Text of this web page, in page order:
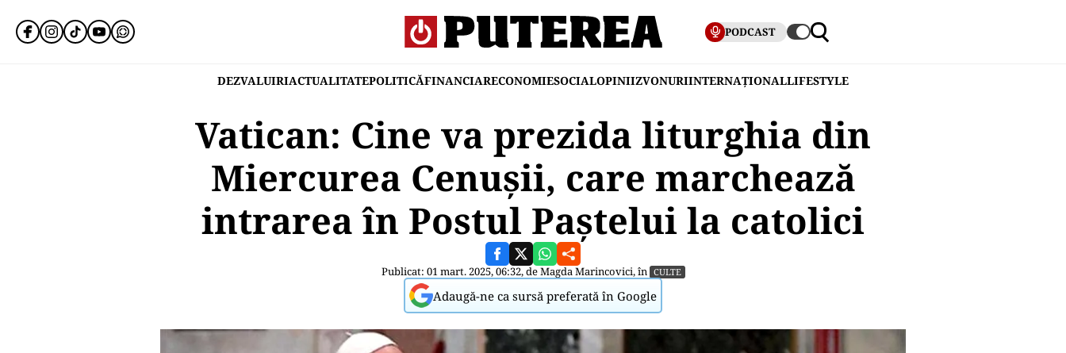
PODCAST
DEZVALUIRIACTUALITATEPOLITICĂFINANCIARECONOMIESOCIALOPINIIZVONURIINTERNAȚIONALLIFESTYLE
Vatican: Cine va prezida liturghia din
Miercurea Cenușii, care marchează
intrarea în Postul Paștelui la catolici
Publicat: 01 mart. 2025, 06:32, deMagda Marincovici, în CULTE
Adaugă-ne ca sursă preferată în Google